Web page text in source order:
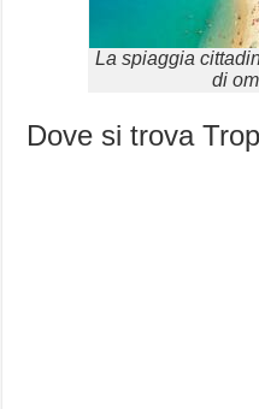
La spiaggia
di
Dove si trova